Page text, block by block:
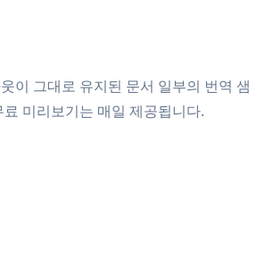
이 그대로 유지된 문서 일부의 번역 샘
미리보기는 매일 제공됩니다.